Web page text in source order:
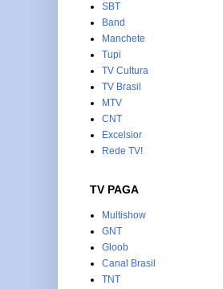
SBT
Band
Manchete
Tupi
TV Cultura
TV Brasil
MTV
CNT
Excelsior
Rede TV!
TV PAGA
Multishow
GNT
Gloob
Canal Brasil
TNT